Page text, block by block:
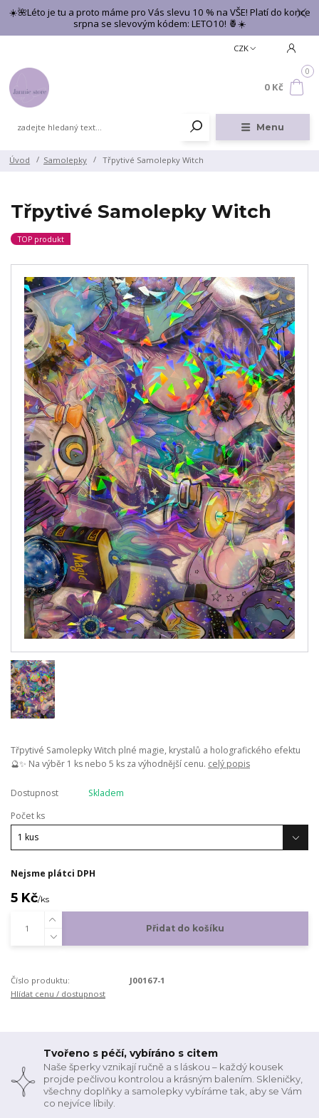
☀️🌺Léto je tu a proto máme pro Vás slevu 10 % na VŠE! Platí do konce
srpna se slevovým kódem: LETO10! 🍍☀️
Menu
CZK
0
0 Kč
Úvod Samolepky Třpytivé Samolepky Witch
Třpytivé Samolepky Witch
TOP produkt
Třpytivé Samolepky Witch plné magie, krystalů a holografického efektu
🔮✨ Na výběr 1 ks nebo 5 ks za výhodnější cenu. celý popis
Dostupnost
Skladem
Počet ks
Nejsme plátci DPH
5 Kč/ks
Přidat do košíku
Číslo produktu:
J00167-1
Hlídat cenu / dostupnost
Tvořeno s péčí, vybíráno s citem
Naše šperky vznikají ručně a s láskou – každý kousek
projde pečlivou kontrolou a krásným balením. Skleničky,
všechny doplňky a samolepky vybíráme tak, aby se Vám
co nejvíce líbily.